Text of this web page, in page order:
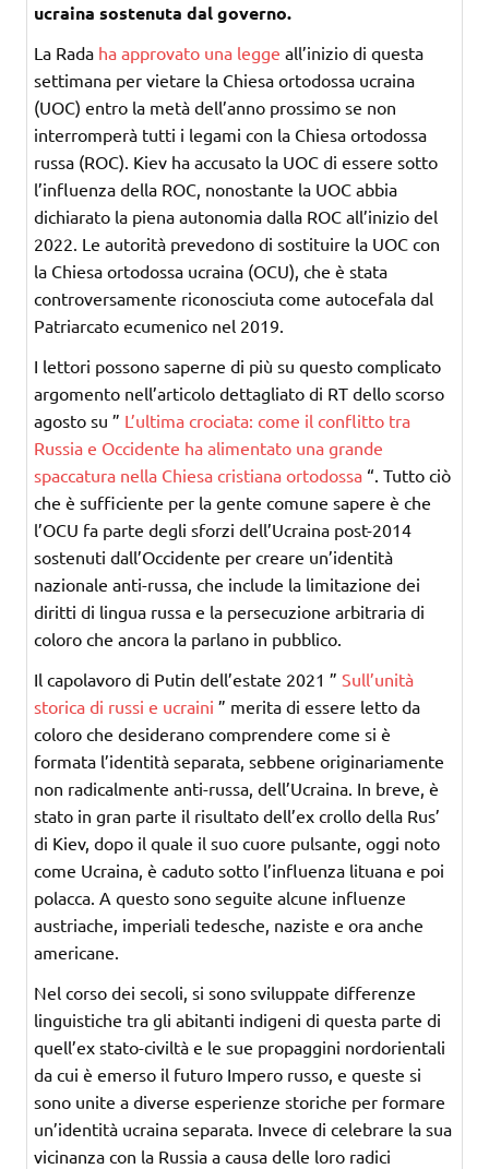
ucraina sostenuta dal governo.
La Rada ha approvato una legge all’inizio di questa
settimana per vietare la Chiesa ortodossa ucraina
(UOC) entro la metà dell’anno prossimo se non
interromperà tutti i legami con la Chiesa ortodossa
russa (ROC). Kiev ha accusato la UOC di essere sotto
l’influenza della ROC, nonostante la UOC abbia
dichiarato la piena autonomia dalla ROC all’inizio del
2022. Le autorità prevedono di sostituire la UOC con
la Chiesa ortodossa ucraina (OCU), che è stata
controversamente riconosciuta come autocefala dal
Patriarcato ecumenico nel 2019.
I lettori possono saperne di più su questo complicato
argomento nell’articolo dettagliato di RT dello scorso
agosto su ” L’ultima crociata: come il conflitto tra
Russia e Occidente ha alimentato una grande
spaccatura nella Chiesa cristiana ortodossa “. Tutto ciò
che è sufficiente per la gente comune sapere è che
l’OCU fa parte degli sforzi dell’Ucraina post-2014
sostenuti dall’Occidente per creare un’identità
nazionale anti-russa, che include la limitazione dei
diritti di lingua russa e la persecuzione arbitraria di
coloro che ancora la parlano in pubblico.
Il capolavoro di Putin dell’estate 2021 ”Sull’unità
storica di russi e ucraini ” merita di essere letto da
coloro che desiderano comprendere come si è
formata l’identità separata, sebbene originariamente
non radicalmente anti-russa, dell’Ucraina. In breve, è
stato in gran parte il risultato dell’ex crollo della Rus’
di Kiev, dopo il quale il suo cuore pulsante, oggi noto
come Ucraina, è caduto sotto l’influenza lituana e poi
polacca. A questo sono seguite alcune influenze
austriache, imperiali tedesche, naziste e ora anche
americane.
Nel corso dei secoli, si sono sviluppate differenze
linguistiche tra gli abitanti indigeni di questa parte di
quell’ex stato-civiltà e le sue propaggini nordorientali
da cui è emerso il futuro Impero russo, e queste si
sono unite a diverse esperienze storiche per formare
un’identità ucraina separata. Invece di celebrare la sua
vicinanza con la Russia a causa delle loro radici